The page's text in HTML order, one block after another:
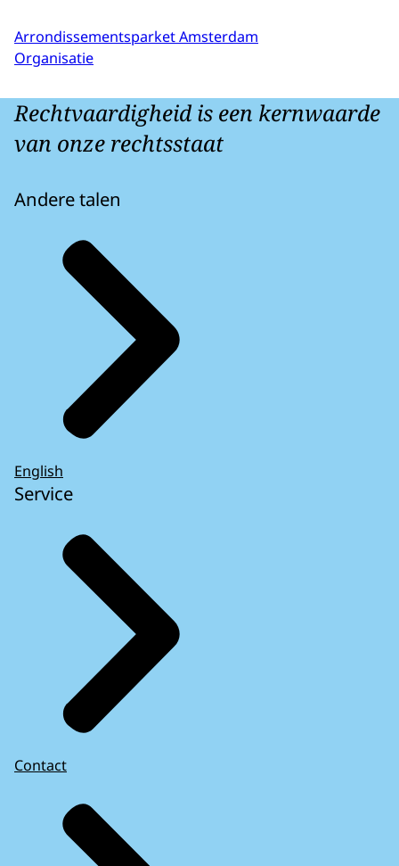
Arrondissementsparket Amsterdam
Organisatie
Rechtvaardigheid is een kernwaarde
van onze rechtsstaat
Andere talen
English
Service
Contact